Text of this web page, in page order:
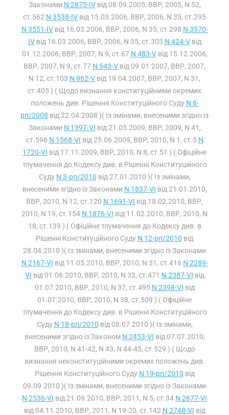
Законами N 2875-IVвід 08.09.2005, ВВР, 2005, N 52,
ст.562 N 3538-IV від 15.03.2006, ВВР, 2006, N 35, ст.295
N 3551-IVвід 16.03.2006, ВВР, 2006, N 35, ст.298 N 3570-
IVвід 16.03.2006, ВВР, 2006, N 35, ст.303 N 424-Vвід
01.12.2006, ВВР, 2007, N 9, ст.67 N 483-Vвід 15.12.2006,
ВВР, 2007, N 9, ст.77 N 543-V від 09.01.2007, ВВР, 2007,
N 12, ст.103 N 962-V від 19.04.2007, ВВР, 2007, N 31,
ст.405 ) ( Щодо визнання конституційними окремих
положень див. Рішення Конституційного Суду N 8-
рп/2008 від 22.04.2008 )( Із змінами, внесеними згідно із
Законами N 1397-VI від 21.05.2009, ВВР, 2009, N 41,
ст.596 N 1568-VI від 25.06.2009, ВВР, 2010, N 1, ст.5 N
1720-VI від 17.11.2009, ВВР, 2010, N 8, ст.51 ) ( Офіційне
тлумачення до Кодексу див. в Рішенні Конституційного
Суду N 3-рп/2010 від 27.01.2010 )( Із змінами,
внесеними згідно із Законами N 1837-VI від 21.01.2010,
ВВР, 2010, N 12, ст.120 N 1691-VI від 18.02.2010, ВВР,
2010, N 19, ст.154 N 1876-VI від 11.02.2010, ВВР, 2010, N
18, ст.139 ) ( Офіційне тлумачення до Кодексу див. в
Рішенні Конституційного Суду N 12-рп/2010 від
28.04.2010 )( Із змінами, внесеними згідно із Законами
N 2167-VI від 11.05.2010, ВВР, 2010, N 31, ст.416 N 2289-
VI від 01.06.2010, ВВР, 2010, N 33, ст.471 N 2387-VI від
01.07.2010, ВВР, 2010, N 37, ст.495 N 2398-VI від
01.07.2010, ВВР, 2010, N 38, ст.509 ) ( Офіційне
тлумачення до Кодексу див. в Рішенні Конституційного
Суду N 18-рп/2010 від 08.07.2010 )( Із змінами,
внесеними згідно із Законом N 2453-VI від 07.07.2010,
ВВР, 2010, N 41-42, N 43, N 44-45, ст.529 ) ( Щодо
визнання неконституційними окремих положень див.
Рішення Конституційного Суду N 19-рп/2010 від
09.09.2010 )( Із змінами, внесеними згідно із Законами
N 2536-VI від 21.09.2010, ВВР, 2011, N 5, ст.34 N 2677-VI
від 04.11.2010, ВВР, 2011, N 19-20, ст.142 N 2748-VI від